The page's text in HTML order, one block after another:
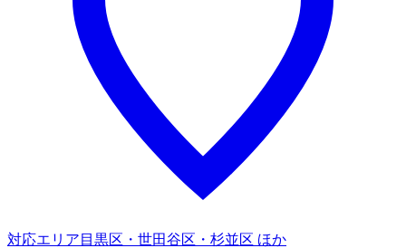
対応エリア 目黒区・世田谷区・杉並区 ほか